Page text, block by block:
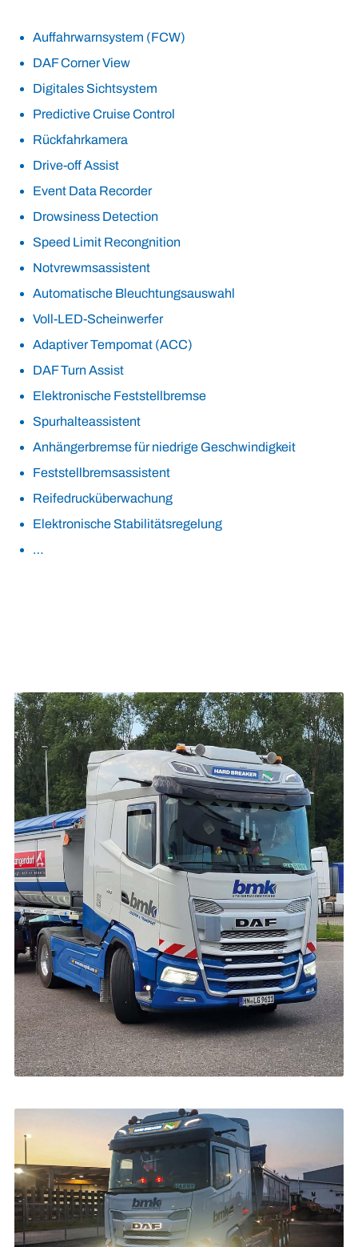
Auffahrwarnsystem (FCW)
DAF Corner View
Digitales Sichtsystem
Predictive Cruise Control
Rückfahrkamera
Drive-off Assist
Event Data Recorder
Drowsiness Detection
Speed Limit Recongnition
Notvrewmsassistent
Automatische Bleuchtungsauswahl
Voll-LED-Scheinwerfer
Adaptiver Tempomat (ACC)
DAF Turn Assist
Elektronische Feststellbremse
Spurhalteassistent
Anhängerbremse für niedrige Geschwindigkeit
Feststellbremsassistent
Reifedrucküberwachung
Elektronische Stabilitätsregelung
…